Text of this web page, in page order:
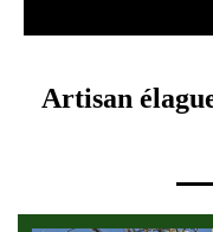
Artisan